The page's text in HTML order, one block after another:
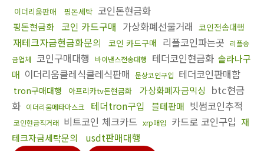
이더리움판매
핑돈세탁 코인돈현금화
핑돈현금화 코인 카드구매 가상화폐선물거래 코인전송대행
재테크자금현금화문의 코인 카드구매 리플코인파는곳
리플송
금업체 코인구매대행 바이낸스전송대행 테더코인현금화 솔라나구
매 이더리움클레식클레식판매 문상코인구입 테더코인판매함
tron구매대행 아프리카tv돈현금화 가상화폐자금믹싱
btc현금
화 이더리움메타마스크 테더tron구입 블테판매 빗썸코인추적
코인현금직거래 비트코인 체크카드 xrp매입 카드로 코인구입 재
테크자금세탁문의
usdt판매대행